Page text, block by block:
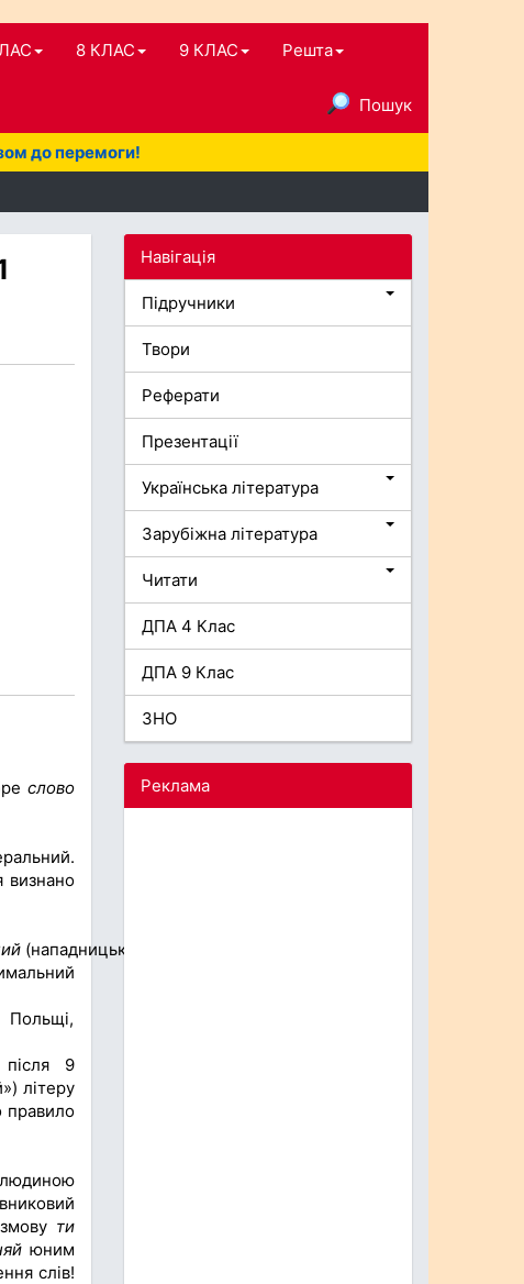
8 КЛАС 9 КЛАС Решта
Пошук
до перемоги!
слово
визнано
(нападницький),
Польщі,
після 9
літеру
правило
ти
юним
слів!
Навігація
Підручники
Твори
Реферати
Презентації
Українська література
Зарубіжна література
Читати
ДПА 4 Клас
ДПА 9 Клас
ЗНО
Реклама